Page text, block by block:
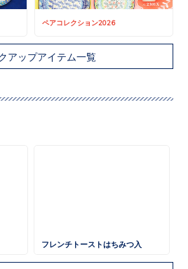
ペアコレクション2026
アップアイテム一覧
フレンチトーストはちみつ入